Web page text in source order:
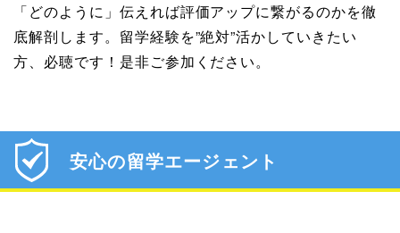
「どのように」伝えれば評価アップに繋がるのかを徹
底解剖します。留学経験を”絶対”活かしていきたい
方、必聴です！是非ご参加ください。
安心の留学エージェント